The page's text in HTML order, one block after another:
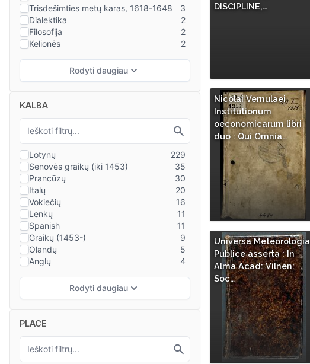
KALBA
PLACE
DISCIPLINE,…
Nicolai Vernulaei
Institutionum
oeconomicarum libri
duo : Qui Omnia…
Universa Meteorologia
Publice asserta : In
Alma Acad: Vilnen:
Soc…